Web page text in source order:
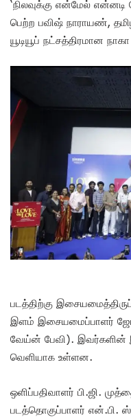
‘நிலவுக்கு என்மேல்
பெற்ற பவிஷ் நாராயண்,
யூடியூப் நட்சத்திரமான
படத்திற்கு
இளம் இசையமைப்பாளர்
வேய்ன் பேவி). இவர்களின்
வெளியாக உள்ளன.
ஒளிப்பதிவாளர் பி.ஜி.
படத்தொகுப்பாளர் என்.பி.